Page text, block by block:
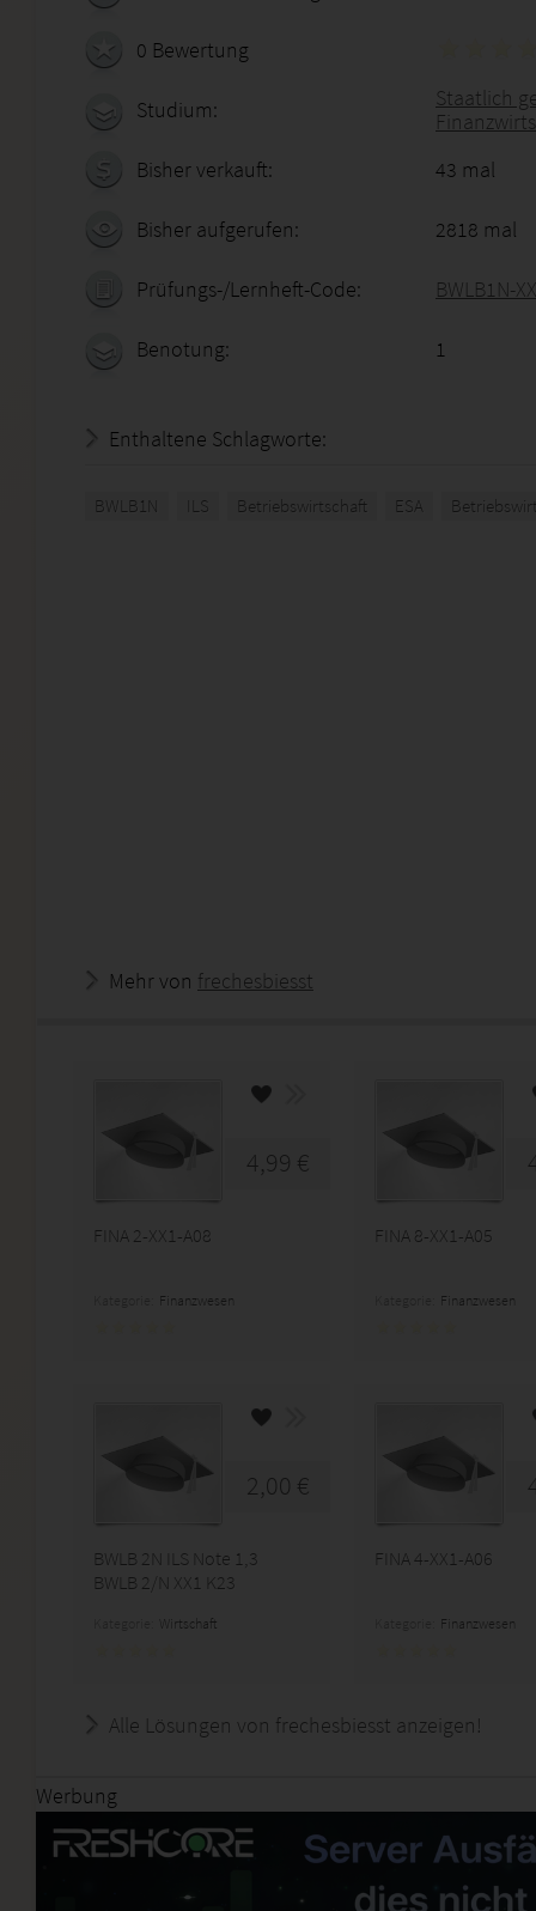
0 Bewertung
Studium:
Staatlich
Bisher verkauft:
43 mal
Bisher aufgerufen: 2818 mal
Prüfungs-/Lernheft-Code: BWLB1N-
Benotung: 1
Enthaltene Schlagworte:
BWLB1N ILS Betriebswirtschaft ESA
Mehr von frechesbiesst
4,99 €
FINA 2-XX1-A08
Finanzwesen
FINA 8-XX1-A05
Finanzwesen
2,00 €
BWLB 2N ILS Note 1,3
BWLB 2/N XX1 K23
Wirtschaft
FINA 4-XX1-A06
Finanzwesen
Alle Lösungen von frechesbiesst anzeigen!
Werbung